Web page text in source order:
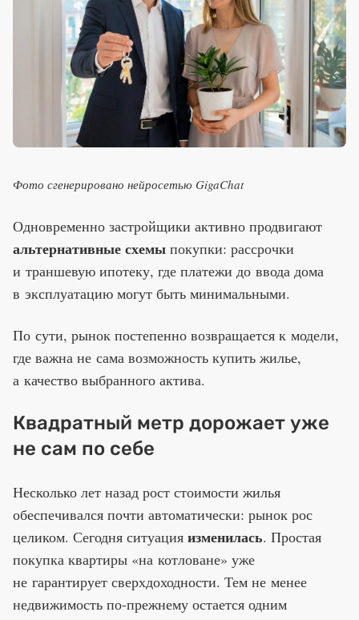
Фото сгенерировано нейросетью GigaChat
Одновременно застройщики активно продвигают
альтернативные схемы покупки: рассрочки
и траншевую ипотеку, где платежи до ввода дома
в эксплуатацию могут быть минимальными.
По сути, рынок постепенно возвращается к модели,
где важна не сама возможность купить жилье,
а качество выбранного актива.
Квадратный метр дорожает уже
не сам по себе
Несколько лет назад рост стоимости жилья
обеспечивался почти автоматически: рынок рос
целиком. Сегодня ситуация изменилась. Простая
покупка квартиры «на котловане» уже
не гарантирует сверхдоходности. Тем не менее
недвижимость по-прежнему остается одним